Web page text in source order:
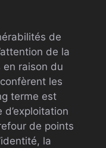
de
de la
raison du
les
terme est
de points
la